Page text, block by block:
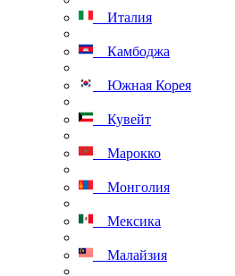
Италия
Камбоджа
Южная Корея
Кувейт
Марокко
Монголия
Мексика
Малайзия